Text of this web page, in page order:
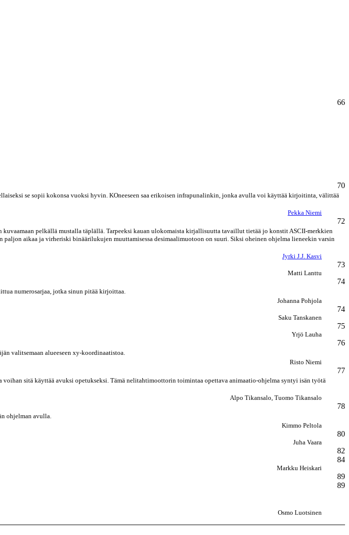
66
70
se sopii kokonsa vuoksi hyvin. KOneeseen saa erikoisen infrapunalinkin, jonka avulla voi käyttää kirjoitinta, välittää
Pekka Niemi
72
pelkällä mustalla täplällä. Tarpeeksi kauan ulokomaista kirjallisuutta tavaillut tietää jo konstit ASCII-merkkien
aikaa ja virheriski binäärilukujen muuttamisessa desimaalimuotoon on suuri. Siksi oheinen ohjelma lieneekin varsin
Jyrki J.J. Kasvi
73
Matti Lanttu
74
numerosarjaa, jotka sinun pitää kirjoittaa.
Johanna Pohjola
74
Saku Tanskanen
75
Yrjö Lauha
76
valitsemaan alueeseen xy-koordinaatistoa.
Risto Niemi
77
sitä käyttää avuksi opetukseksi. Tämä nelitahtimoottorin toimintaa opettava animaatio-ohjelma syntyi isän työtä
Alpo Tikansalo, Tuomo Tikansalo
78
ohjelman avulla.
Kimmo Peltola
80
Juha Vaara
82
84
Markku Heiskari
89
89
Osmo Luotsinen